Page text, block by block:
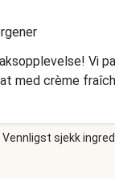
Vi
med crème
sjekk